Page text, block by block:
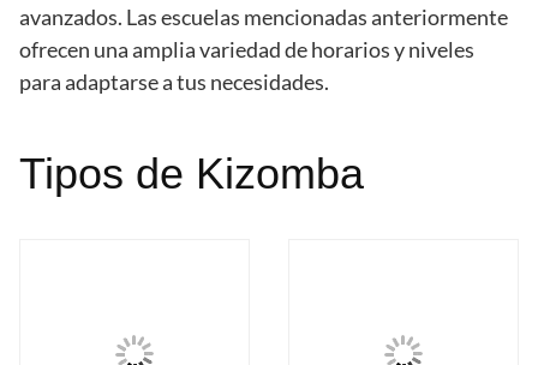
avanzados. Las escuelas mencionadas anteriormente
ofrecen una amplia variedad de horarios y niveles
para adaptarse a tus necesidades.
Tipos de Kizomba